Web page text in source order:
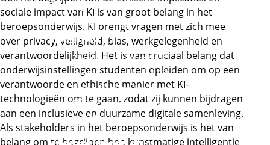
Zakelijke
dienstverlening en
veiligheid
Externe link
Zakelijke diensten
Externe link
Orde en veiligheid
Externe link
Financieel en juridisch
Office, marketing en
events
sociale impact van KI is van groot belang in het
beroepsonderwijs. KI brengt vragen met zich mee
over privacy, veiligheid, bias, werkgelegenheid en
verantwoordelijkheid. Het is van cruciaal belang dat
onderwijsinstellingen studenten opleiden om op een
verantwoorde en ethische manier met KI-
technologieën om te gaan, zodat zij kunnen bijdragen
aan een inclusieve en duurzame digitale samenleving.
Als stakeholders in het beroepsonderwijs is het van
belang om te begrijpen hoe kunstmatige intelligentie